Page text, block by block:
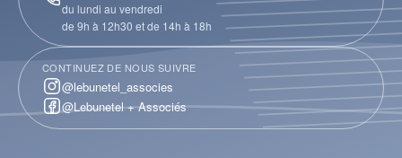
du lundi au vendredi
de 9h à 12h30 et de 14h à 18h
CONTINUEZ DE NOUS SUIVRE
@lebunetel_associes
@Lebunetel + Associés